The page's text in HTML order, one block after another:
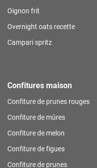
Oignon frit
Overnight oats recette
Campari spritz
Confitures maison
Confiture de prunes rouges
Confiture de mûres
Confiture de melon
Confiture de figues
Confiture de prunes